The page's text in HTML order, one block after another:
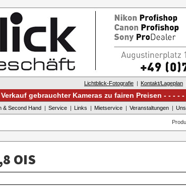
Lichtblick-Fotografie Kontakt/Lageplan
gebrauchter Kameras zu fairen Preisen
& Second Hand Service Links Mietservice Veranstaltungen
OIS